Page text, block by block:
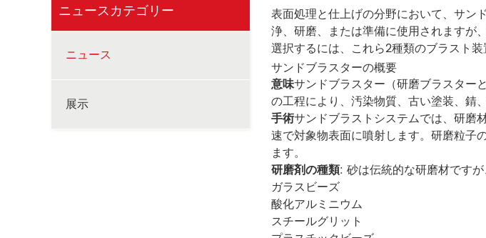
ニュースカテゴリー
ニュース
展示
表面処理と仕上げの分野において、サン
浄、研磨、または準備に使用されますが
選択するには、これら2種類のブラスト
サンドブラスターの概要
意味サンドブラスター（研磨ブラスター
の工程により、汚染物質、古い塗装、錆
手術サンドブラストシステムでは、研磨
速で対象物表面に噴射します。研磨粒子
ます。
研磨剤の種類: 砂は伝統的な研磨材です
ガラスビーズ
酸化アルミニウム
スチールグリット